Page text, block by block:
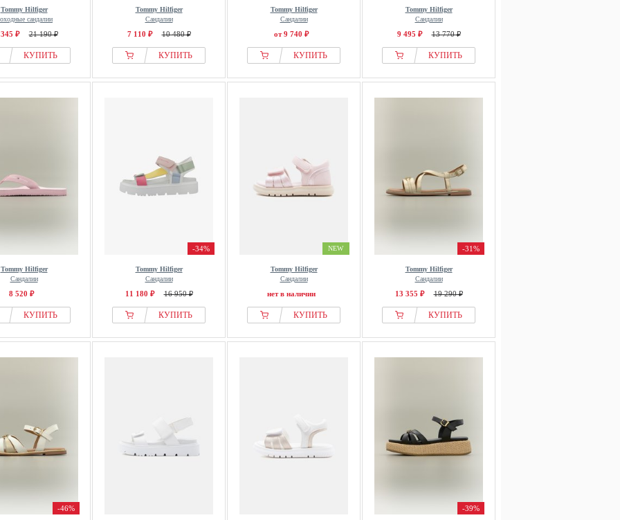
Tommy Hilfiger
сандалии
₽ 21 190 ₽
КУПИТЬ
Tommy Hilfiger
Сандалии
7 110 ₽ 10 480 ₽
КУПИТЬ
Tommy Hilfiger
Сандалии
от 9 740 ₽
КУПИТЬ
Tommy Hilfiger
Сандалии
9 495 ₽ 13 770 ₽
КУПИТЬ
Tommy Hilfiger
Сандалии
8 520 ₽
КУПИТЬ
-34%
Tommy Hilfiger
Сандалии
11 180 ₽ 16 950 ₽
КУПИТЬ
NEW
Tommy Hilfiger
Сандалии
нет в наличии
КУПИТЬ
-31%
Tommy Hilfiger
Сандалии
13 355 ₽ 19 290 ₽
КУПИТЬ
-46% -39%